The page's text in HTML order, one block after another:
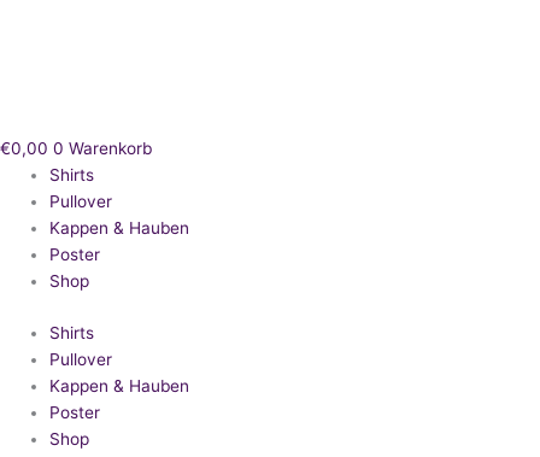
€0,00 0 Warenkorb
Shirts
Pullover
Kappen & Hauben
Poster
Shop
Shirts
Pullover
Kappen & Hauben
Poster
Shop